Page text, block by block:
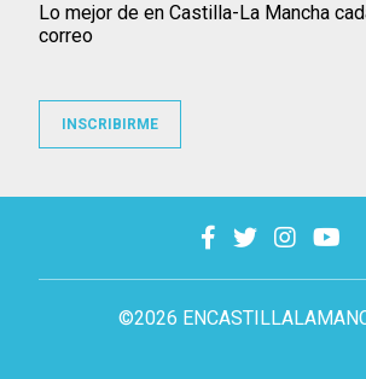
©2026
Lo mejor de en Castilla-La Mancha
correo
INSCRIBIRME